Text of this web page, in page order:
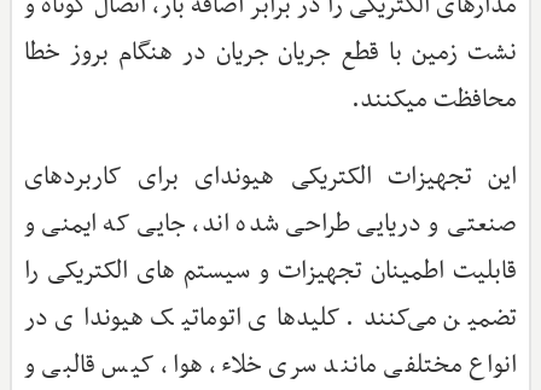
نشت زمین با قطع جریان جریان در هنگام بروز خطا
محافظت می‎کنند.
این تجهیزات الکتریکی هیوندای برای کاربردهای
صنعتی و دریایی طراحی شده اند، جایی که ایمنی و
قابلیت اطمینان تجهیزات و سیستم های الکتریکی را
تضمین می‌کنند. کلیدهای اتوماتیک هیوندای در
انواع مختلفی مانند سری خلاء، هوا، کیس قالبی و